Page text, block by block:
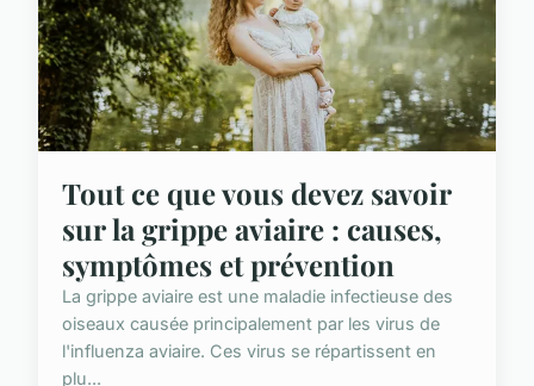
Tout ce que vous devez savoir
sur la grippe aviaire : causes,
symptômes et prévention
La grippe aviaire est une maladie infectieuse des
oiseaux causée principalement par les virus de
l'influenza aviaire. Ces virus se répartissent en
plu...